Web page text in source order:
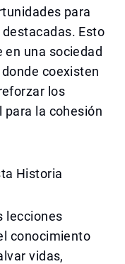
para
Esto
una sociedad
coexisten
los
la cohesión
Historia
lecciones
conocimiento
vidas,